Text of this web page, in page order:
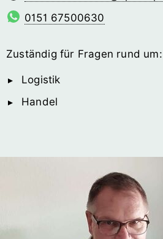
0151 67500630
Zuständig für Fragen rund um:
Logistik
Handel